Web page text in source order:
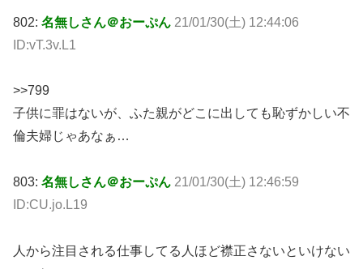
802: 名無しさん＠おーぷん 21/01/30(土) 12:44:06
ID:vT.3v.L1
>>799
子供に罪はないが、ふた親がどこに出しても恥ずかしい不
倫夫婦じゃあなぁ…
803: 名無しさん＠おーぷん 21/01/30(土) 12:46:59
ID:CU.jo.L19
人から注目される仕事してる人ほど襟正さないといけない